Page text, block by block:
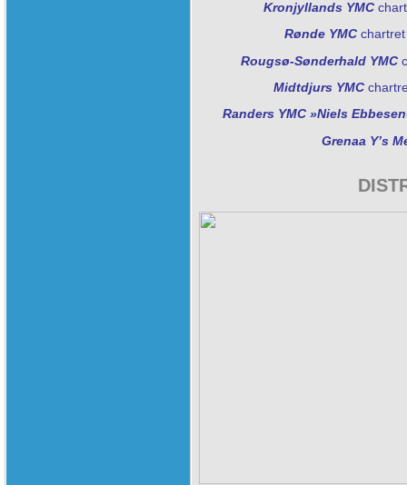
Kronjyllands YMC
Rønde YMCchartret
Rougsø-Sønderhald YMC
Midtdjurs YMC
Randers YMC »Niels
Grenaa Y’s